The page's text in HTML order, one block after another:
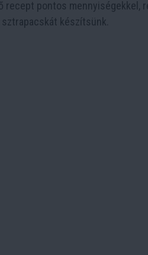
recept pontos mennyiségekkel,
készítsünk.